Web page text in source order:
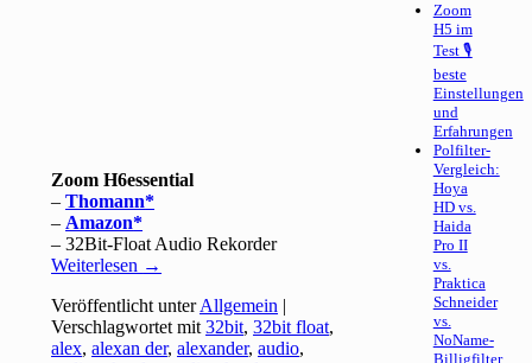
Zoom H6essential
–Thomann
–Amazon
– 32Bit-Float Audio Rekorder
Weiterlesen →
Veröffentlicht unterAllgemein |
Verschlagwortet mit 32bit,32bit float,
alex,alexan der,alexander,audio,
Zoom
H5 im
Test 🎙
beste
Einstellungen
und
Erfahrungen
Polfilter-
Vergleich:
Hoya
HD vs.
Haida
Pro II
vs.
Praktica
Schneider
vs.
NoName-
Billigfilter